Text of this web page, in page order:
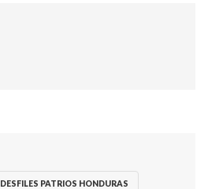
DESFILES PATRIOS HONDURAS